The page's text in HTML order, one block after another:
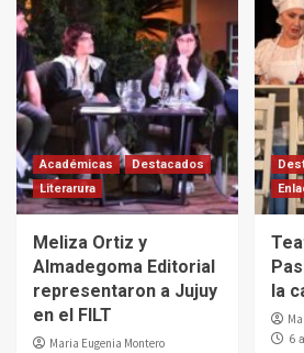
Académicas
Destacados
Literarura
Meliza Ortiz y
Almadegoma Editorial
representaron a Jujuy
en el FILT
Maria Eugenia Montero
la
6